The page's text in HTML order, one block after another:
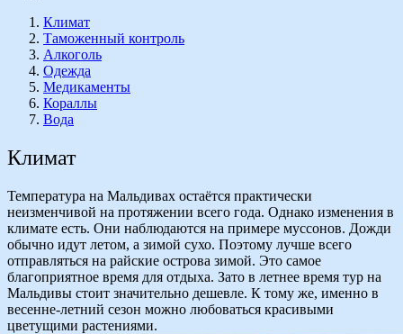
Климат
Таможенный контроль
Алкоголь
Одежда
Медикаменты
Кораллы
Вода
Климат
Температура на Мальдивах остаётся практически
неизменчивой на протяжении всего года. Однако изменения в
климате есть. Они наблюдаются на примере муссонов. Дожди
обычно идут летом, а зимой сухо. Поэтому лучше всего
отправляться на райские острова зимой. Это самое
благоприятное время для отдыха. Зато в летнее время тур на
Мальдивы стоит значительно дешевле. К тому же, именно в
весенне-летний сезон можно любоваться красивыми
цветущими растениями.